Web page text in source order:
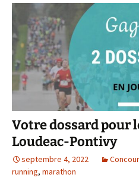
Votre dossard pour
Loudeac-Pontivy
septembre 4, 2022
running, marathon